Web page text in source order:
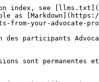
Pour conserver les comptes vides, incluez le `preserveEmptyAccount` champ dans votre fichier ou votre appel de suppression.
{% endtab %}
{% endtabs %}

#### Méthodes de suppression

{% tabs %}
{% tab title="Via l’API" %}
L’API REST d’Advocate propose deux méthodes pour supprimer des participants :

* [**Supprimer un compte**](https://integrations.impact.com/brand-api-reference/advocate-api-reference-v1/reference/account-overview/account)**:** Utilisez cette méthode pour supprimer un compte ainsi que tous les participants qu’il contient.
* [**Supprimer un participant**](https://integrations.impact.com/brand-api-reference/advocate-api-reference-v1/reference/user-overview/user)**:** Utilisez cette méthode pour supprimer un participant d’un compte sans supprimer le compte lui-même.
  {% endtab %}

{% tab title="Individuellement" %}

1. Dans le menu de navigation de gauche, sélectionnez ![](https://impact-1.gitbook.io/docs/emvxfLrwrlacc4y3y02Y/~gitbook/image?url=https%3A%2F%2F4048883401-files.gitbook.io%2F%7E%2Ffiles%2Fv0%2Fb%2Fgitbook-x-prod.appspot.com%2Fo%2Fspaces%252FwMLlMoFBtKJa8ptd3zaw%252Fuploads%252Fgit-blob-